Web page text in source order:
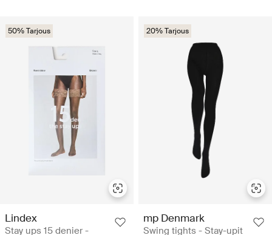
50% Tarjous
Lindex
Stay ups 15 denier -
20% Tarjous
mp Denmark
Swing tights - Stay-upit